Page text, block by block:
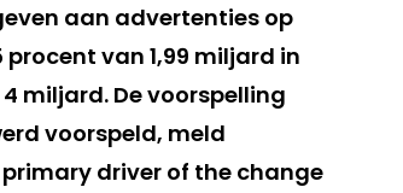
aan advertenties op
van 1,99 miljard in
miljard. De voorspelling
voorspeld, meld
primary driver of the change